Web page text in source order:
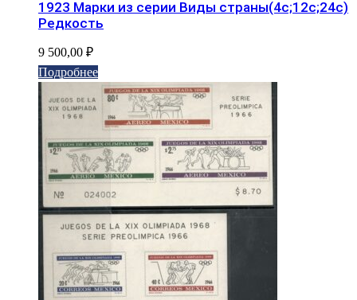
1923 Марки из серии Виды страны(4с;12с;24с)
Редкость
9 500,00 ₽
Подробнее